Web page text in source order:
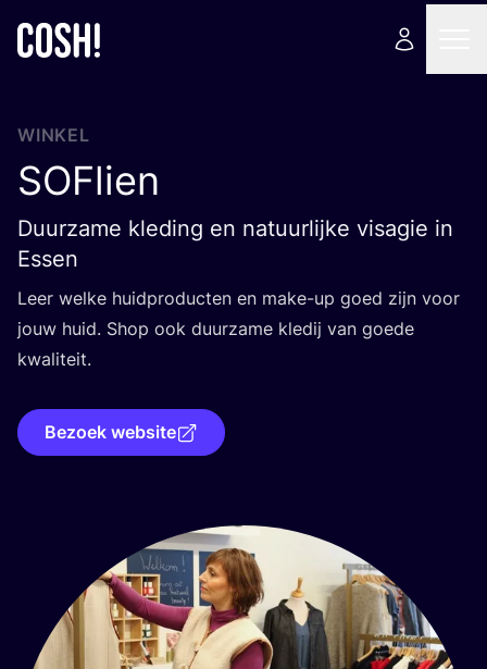
WINKEL
SOFlien
Duurzame kleding en natuurlijke visagie in
Essen
Leer wel­ke huid­pro­duc­ten en make-up goed zijn voor
jouw huid. Shop ook duur­za­me kle­dij van goe­de
kwaliteit.
Bezoek website